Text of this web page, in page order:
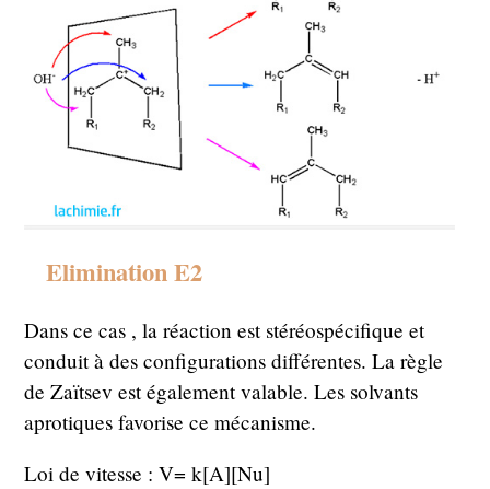
Elimination E2
Dans ce cas , la réaction est stéréospécifique et
conduit à des configurations différentes. La règle
de Zaïtsev est également valable. Les solvants
aprotiques favorise ce mécanisme.
Loi de vitesse : V= k[A][Nu]